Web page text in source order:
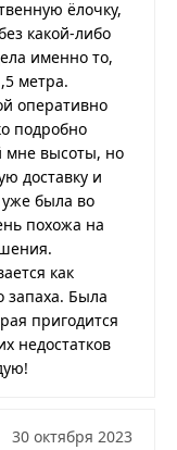
ёлочку,
какой-либо
именно то,
метра.
оперативно
подробно
мне высоты, но
доставку и
была во
похожа на
как
запаха. Была
пригодится
недостатков
30 октября 2023